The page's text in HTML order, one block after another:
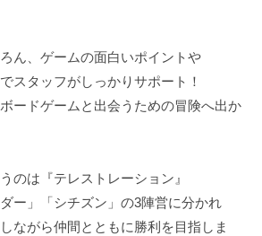
ん、ゲームの面白いポイントや
スタッフがしっかりサポート！
ードゲームと出会うための冒険へ出か
のは『テレストレーション』
ー」「シチズン」の3陣営に分かれ
ながら仲間とともに勝利を目指しま